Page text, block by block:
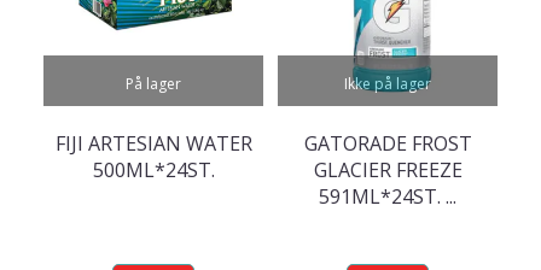
På lager
FIJI ARTESIAN WATER
500ML*24ST.
Ikke på lager
GATORADE FROST
GLACIER FREEZE
591ML*24ST. ...